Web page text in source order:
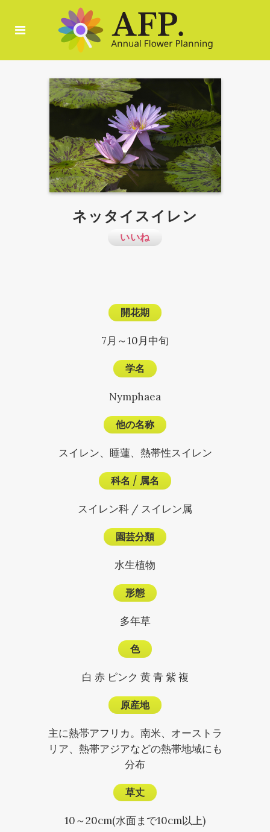
ネッタイスイレン
いいね
開花期
7月～10月中旬
学名
Nymphaea
他の名称
スイレン、睡蓮、熱帯性スイレン
科名 / 属名
スイレン科 / スイレン属
園芸分類
水生植物
形態
多年草
色
白 赤 ピンク 黄 青 紫 複
原産地
主に熱帯アフリカ。南米、オーストラ
リア、熱帯アジアなどの熱帯地域にも
分布
草丈
10～20cm(水面まで10cm以上)